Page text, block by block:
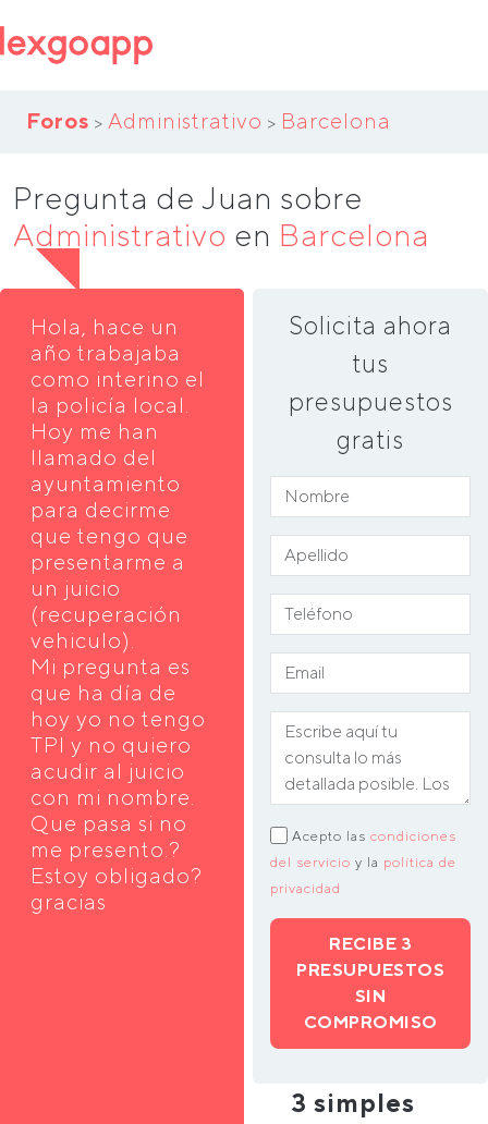
Foros > Administrativo > Barcelona
Pregunta de Juan sobre
Administrativo en Barcelona
Hola, hace un
año trabajaba
como interino el
la policía local.
Hoy me han
llamado del
ayuntamiento
para decirme
que tengo que
presentarme a
un juicio
(recuperación
vehiculo).
Mi pregunta es
que ha día de
hoy yo no tengo
TPI y no quiero
acudir al juicio
con mi nombre.
Que pasa si no
me presento.?
Estoy obligado?
gracias
Solicita ahora
tus
presupuestos
gratis
Acepto las condiciones
del servicio y la política de
privacidad
RECIBE 3
PRESUPUESTOS
SIN
COMPROMISO
3 simples